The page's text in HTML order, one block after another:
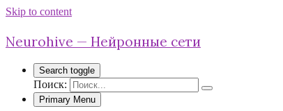
Skip to content
Neurohive — Нейронные сети
Search toggle
Поиск:
Primary Menu